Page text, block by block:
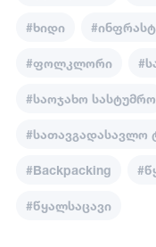
#ხიდი
#ფოლკლორი
#საოჯახო სასტუმრო
#სათავგადასავლო
#Backpacking
#წყალსაცავი